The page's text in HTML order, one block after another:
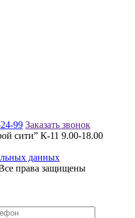
99 Заказать звонок
сити” К-11 9.00-18.00
данных
права защищены